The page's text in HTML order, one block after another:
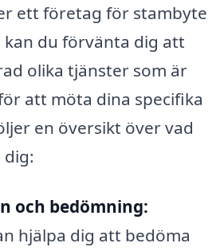
ett företag för stambyte
kan du förvänta dig att
olika tjänster som är
att möta dina specifika
en översikt över vad
och bedömning:
hjälpa dig att bedöma